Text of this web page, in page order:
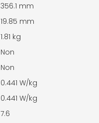
356.1 mm
19.85 mm
1.81 kg
Non
Non
0.441 W/kg
0.441 W/kg
7.6